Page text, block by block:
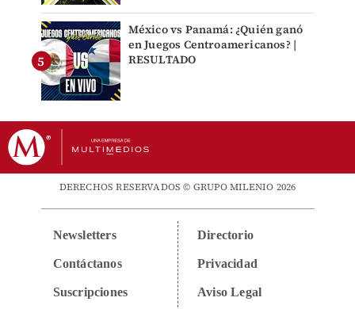
México vs Panamá: ¿Quién ganó
en Juegos Centroamericanos? |
RESULTADO
DERECHOS RESERVADOS © GRUPO MILENIO 2026
Newsletters
Contáctanos
Suscripciones
Directorio
Privacidad
Aviso Legal